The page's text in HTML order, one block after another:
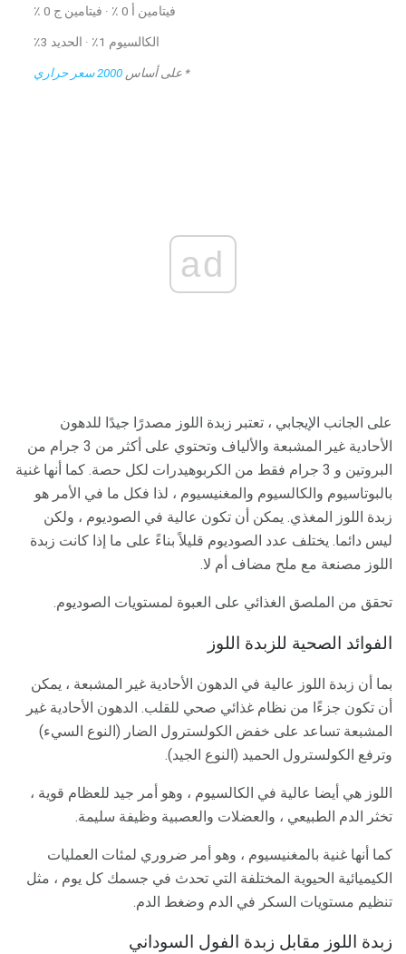
فيتامين أ 0 ٪ · فيتامين ج 0 ٪
الكالسيوم 1٪ · الحديد 3٪
* على أساس 2000 سعر حراري
ad
على الجانب الإيجابي ، تعتبر زبدة اللوز مصدرًا جيدًا للدهون
الأحادية غير المشبعة والألياف وتحتوي على أكثر من 3 جرام من
البروتين و 3 جرام فقط من الكربوهيدرات لكل حصة. كما أنها غنية
بالبوتاسيوم والكالسيوم والمغنيسيوم ، لذا فكل ما في الأمر هو
زبدة اللوز المغذي. يمكن أن تكون عالية في الصوديوم ، ولكن
ليس دائما. يختلف عدد الصوديوم قليلاً بناءً على ما إذا كانت زبدة
اللوز مصنعة مع ملح مضاف أم لا.
تحقق من الملصق الغذائي على العبوة لمستويات الصوديوم.
الفوائد الصحية للزبدة اللوز
بما أن زبدة اللوز عالية في الدهون الأحادية غير المشبعة ، يمكن
أن تكون جزءًا من نظام غذائي صحي للقلب. الدهون الأحادية غير
المشبعة تساعد على خفض الكولسترول الضار (النوع السيء)
وترفع الكولسترول الحميد (النوع الجيد).
اللوز هي أيضا عالية في الكالسيوم ، وهو أمر جيد للعظام قوية ،
تخثر الدم الطبيعي ، والعضلات والعصبية وظيفة سليمة.
كما أنها غنية بالمغنيسيوم ، وهو أمر ضروري لمئات العمليات
الكيميائية الحيوية المختلفة التي تحدث في جسمك كل يوم ، مثل
تنظيم مستويات السكر في الدم وضغط الدم.
زبدة اللوز مقابل زبدة الفول السوداني